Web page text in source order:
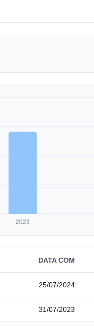
2023
DATA COM
25/07/2024
31/07/2023